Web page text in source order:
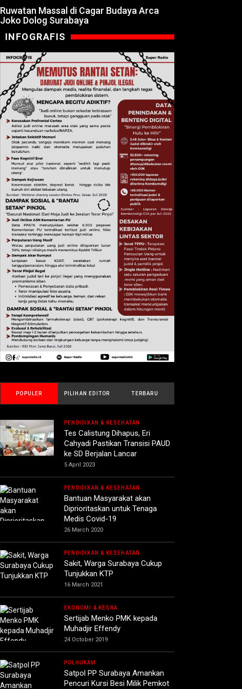
Ruwatan Massal di Cagar Budaya Arca
Joko Dolog Surabaya
INFOGRAFIS
POPULER PILIHAN EDITOR TERBARU
PENDIDIKAN & KESEHATAN
Tes Calistung Dihapus, Eri
Cahyadi Pastikan Transisi PAUD
ke SD Berjalan Lancar
5 April 2023
PENDIDIKAN & KESEHATAN
Bantuan Masyarakat akan
Diprioritaskan untuk Tenaga
Medis Covid-19
26 March 2020
PENDIDIKAN & KESEHATAN
Sakit, Warga Surabaya Cukup
Tunjukkan KTP
16 March 2021
EKONOMI & KESRA
Sertijab Menko PMK kepada
Muhadjir Effendy
24 October 2019
POLHUKAM
Satpol PP Surabaya Amankan
Pencuri Kursi Besi Milik Pemkot